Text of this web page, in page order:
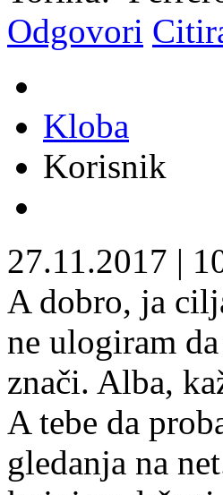
Odgovori
Kloba
Korisnik
27.11.2017 |
A dobro, ja
ne ulogiram
znači. Alba,
A tebe da
gledanja na